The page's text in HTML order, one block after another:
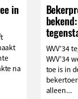
in
na
WVV’34
WVV’34
toe is in
alleen...